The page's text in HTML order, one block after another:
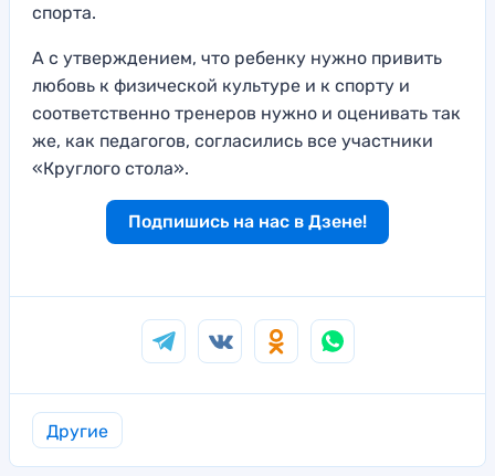
спорта.
А с утверждением, что ребенку нужно привить
любовь к физической культуре и к спорту и
соответственно тренеров нужно и оценивать так
же, как педагогов, согласились все участники
«Круглого стола».
Подпишись на нас в Дзене!
Другие